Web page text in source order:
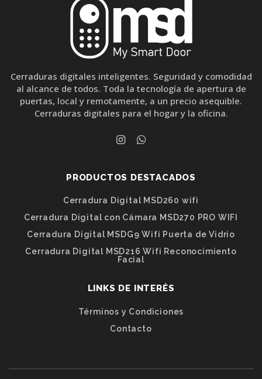
Cerraduras digitales inteligentes. Seguridad y comodidad
al alcance de todos. Toda la tecnología de apertura de
puertas, local y remotamente, a un precio asequible.
Cerraduras digitales para el hogar y la oficina.
PRODUCTOS DESTACADOS
Cerradura Digital MSD260 wifi
Cerradura Digital con Cámara MSD270 PRO WIFI
Cerradura Digital MSDG9 Wifi Puerta de Vidrio
Cerradura Digital MSD216 Wifi Reconocimiento
Facial
LINKS DE INTERÉS
Términos y Condiciones
Contacto